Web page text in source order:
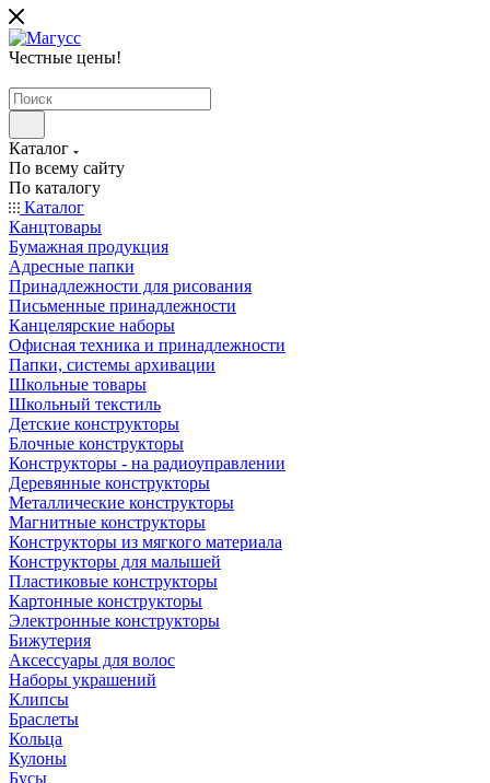
Честные цены!
Каталог
По всему сайту
По каталогу
Каталог
Канцтовары
Бумажная продукция
Адресные папки
Принадлежности для рисования
Письменные принадлежности
Канцелярские наборы
Офисная техника и принадлежности
Папки, системы архивации
Школьные товары
Школьный текстиль
Детские конструкторы
Блочные конструкторы
Конструкторы - на радиоуправлении
Деревянные конструкторы
Металлические конструкторы
Магнитные конструкторы
Конструкторы из мягкого материала
Конструкторы для малышей
Пластиковые конструкторы
Картонные конструкторы
Электронные конструкторы
Бижутерия
Аксессуары для волос
Наборы украшений
Клипсы
Браслеты
Кольца
Кулоны
Бусы